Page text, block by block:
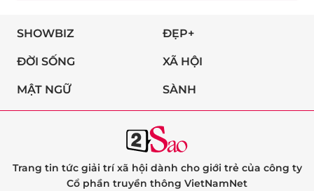
SHOWBIZ ĐẸP+
ĐỜI SỐNG XÃ HỘI
MẬT NGỮ SÀNH
Trang tin tức giải trí xã hội dành cho giới trẻ của công ty
Cổ phần truyền thông VietNamNet